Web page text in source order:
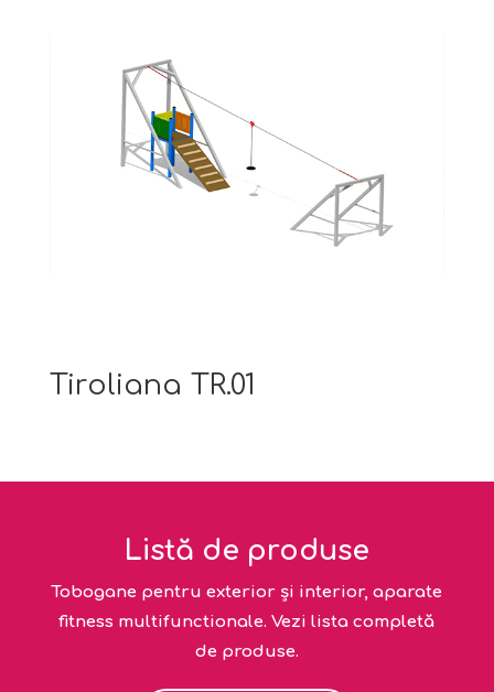
Tiroliana TR.01
Listă de produse
Tobogane pentru exterior și interior, aparate
fitness multifunctionale. Vezi lista completă
de produse.